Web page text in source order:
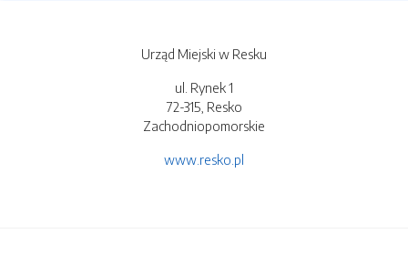
Urząd Miejski w Resku
ul. Rynek 1
72-315, Resko
Zachodniopomorskie
www.resko.pl